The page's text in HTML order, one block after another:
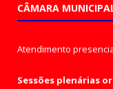
CÂMARA
Atendimento
Sessões plenárias